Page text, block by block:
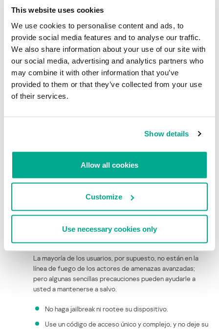
This website uses cookies
We use cookies to personalise content and ads, to
provide social media features and to analyse our traffic.
We also share information about your use of our site with
our social media, advertising and analytics partners who
may combine it with other information that you’ve
provided to them or that they’ve collected from your use
of their services.
Show details
Allow all cookies
Customize
Use necessary cookies only
dispositivos a diario. Por lo general, dichos programas no
se arraigan en el sistema y sobreviven solo hasta el
próximo reinicio del dispositivo; las vulnerabilidades que
permiten a un atacante obtener persistencia son raras y
muy costosas.
Sin embargo, los investigadores han descubierto una
forma de simular un reinicio. Su técnica, a la que llaman
Noreboot, es solo una prueba de concepto, pero si un
Para su demostración en el laboratorio, los investigadores
dispositivo con los botones de encendido y volumen, el
software espía muestra una imagen de la pantalla de
apagado de iOS, simulando el apagado. Una vez que el
usuario arrastra el control deslizante de apagado, la
ninguna de las acciones del usuario. Al presionar
nuevamente el botón de encendido, el malware muestra
La mayoría de los usuarios, por supuesto, no están en la
línea de fuego de los actores de amenazas avanzadas;
pero algunas sencillas precauciones pueden ayudarle a
usted a mantenerse a salvo.
No haga jailbreak ni rootee su dispositivo.
Use un código de acceso único y complejo, y no deje su